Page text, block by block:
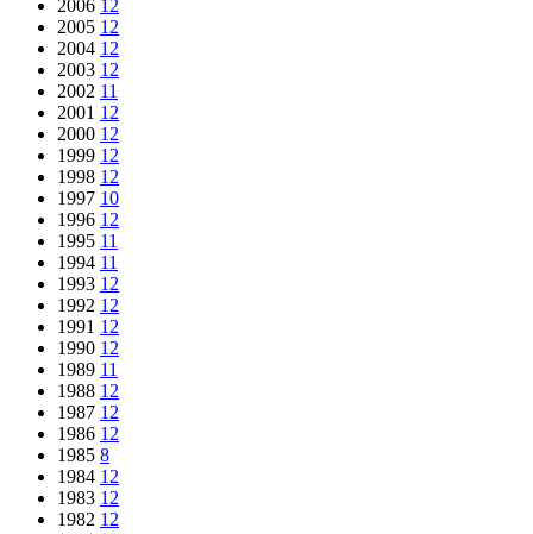
2006 12
2005 12
2004 12
2003 12
2002 11
2001 12
2000 12
1999 12
1998 12
1997 10
1996 12
1995 11
1994 11
1993 12
1992 12
1991 12
1990 12
1989 11
1988 12
1987 12
1986 12
1985 8
1984 12
1983 12
1982 12